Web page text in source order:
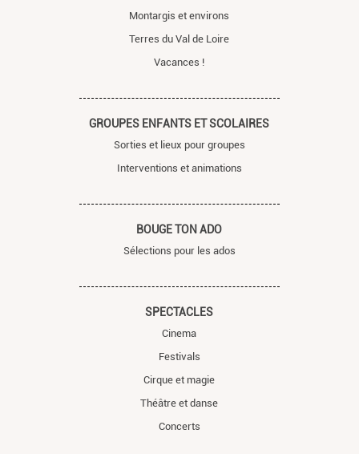
Montargis et environs
Terres du Val de Loire
Vacances !
GROUPES ENFANTS ET SCOLAIRES
Sorties et lieux pour groupes
Interventions et animations
BOUGE TON ADO
Sélections pour les ados
SPECTACLES
Cinema
Festivals
Cirque et magie
Théâtre et danse
Concerts